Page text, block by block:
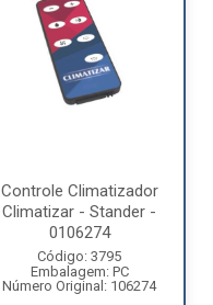
Controle Climatizador
Climatizar - Stander -
0106274
Código: 3795
Embalagem: PC
Número Original: 106274